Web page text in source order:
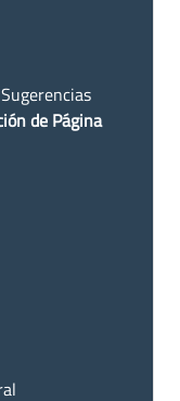
de Página